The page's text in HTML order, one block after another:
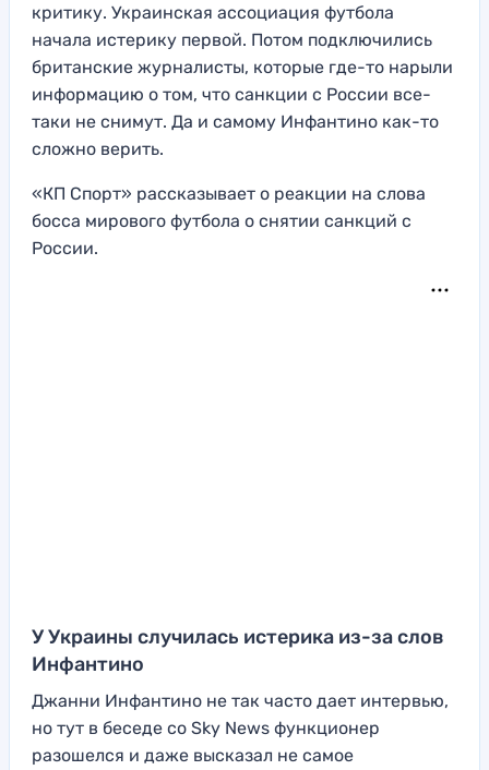
критику. Украинская ассоциация футбола
начала истерику первой. Потом подключились
британские журналисты, которые где-то нарыли
информацию о том, что санкции с России все-
таки не снимут. Да и самому Инфантино как-то
сложно верить.
«КП Спорт» рассказывает о реакции на слова
босса мирового футбола о снятии санкций с
России.
У Украины случилась истерика из-за слов
Инфантино
Джанни Инфантино не так часто дает интервью,
но тут в беседе со Sky News функционер
разошелся и даже высказал не самое